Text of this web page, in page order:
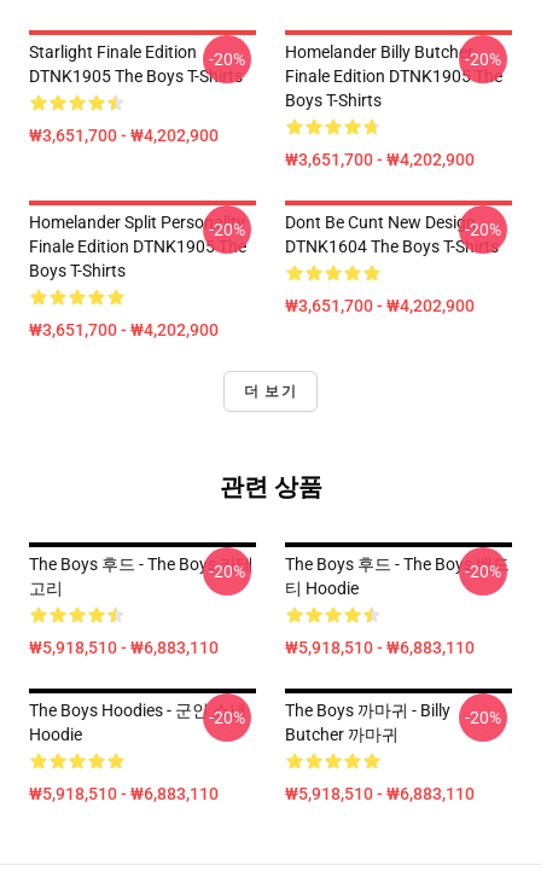
Starlight Finale Edition
DTNK1905 The Boys T-Shirts
₩3,651,700 - ₩4,202,900
-20%
Homelander Billy Butcher
Finale Edition DTNK1905 The
Boys T-Shirts
₩3,651,700 - ₩4,202,900
-20%
Homelander Split Personality
Finale Edition DTNK1905 The
Boys T-Shirts
₩3,651,700 - ₩4,202,900
-20%
Dont Be Cunt New Design
DTNK1604 The Boys T-Shirts
₩3,651,700 - ₩4,202,900
-20%
더 보기
관련 상품
The Boys 후드 - The Boys 카테
고리
₩5,918,510 - ₩6,883,110
-20%
The Boys 후드 - The Boys 밴드
티 Hoodie
₩5,918,510 - ₩6,883,110
-20%
The Boys Hoodies - 군인 소년
Hoodie
₩5,918,510 - ₩6,883,110
-20%
The Boys 까마귀 - Billy
Butcher 까마귀
₩5,918,510 - ₩6,883,110
-20%